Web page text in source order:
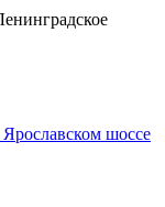
шоссе